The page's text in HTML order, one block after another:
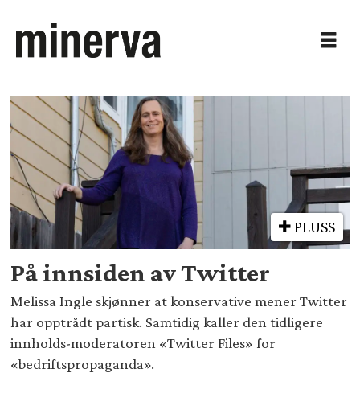
Tag:
twitter
files
PLUSS
På innsiden av Twitter
Melissa Ingle skjønner at konservative mener Twitter
har opptrådt partisk. Samtidig kaller den tidligere
innholds-moderatoren «Twitter Files» for
«bedriftspropaganda».